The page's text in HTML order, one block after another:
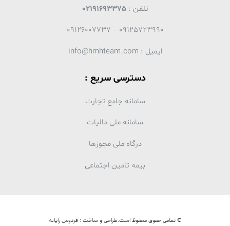
تلفن :02191693375
09125723990 – 09126007737
ایمیل : info@hmhteam.com
دسترسی سریع :
سامانه جامع تجارت
سامانه ملی مالیات
درگاه ملی مجوزها
بیمه تامین اجتماعی
© تمامی حقوق محفوظ است.طراحی و ساخت : فردوس رایانه